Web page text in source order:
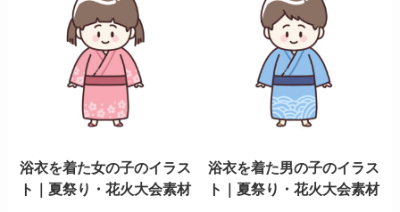
浴衣を着た女の子のイラス
ト｜夏祭り・花火大会素材
浴衣を着た男の子のイラス
ト｜夏祭り・花火大会素材